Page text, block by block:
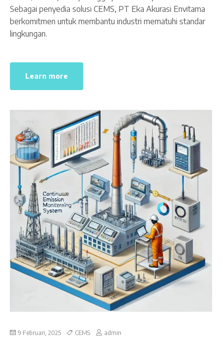
Sebagai penyedia solusi CEMS, PT Eka Akurasi Envitama
berkomitmen untuk membantu industri mematuhi standar
lingkungan.
Learn more
9 Februari, 2025 CEMS admin